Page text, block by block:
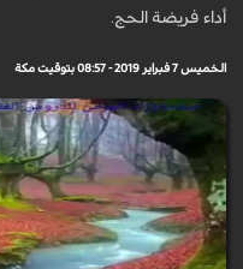
أداء فريضة الحج.
الخميس 7 فبراير 2019 - 08:57 بتوقيت مكة